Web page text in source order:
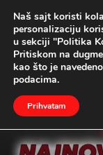
Naslovna Vesti
Naš sajt koristi
personalizaciju
u sekciji "Politika
Pritiskom na
kao što je
podacima.
Prihvatam